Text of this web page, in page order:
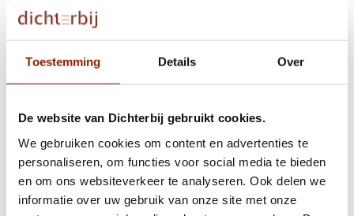
Toestemming Details Over
De website van Dichterbij gebruikt cookies.
We gebruiken cookies om content en advertenties te
personaliseren, om functies voor social media te bieden
en om ons websiteverkeer te analyseren. Ook delen we
informatie over uw gebruik van onze site met onze
Cliënten houden inzamelingsactie voor
Herhaalvaccinatie tegen corona
Ontdek het begeleidersvak tijdens
Ontdekdezorg Week bij Dichterbij